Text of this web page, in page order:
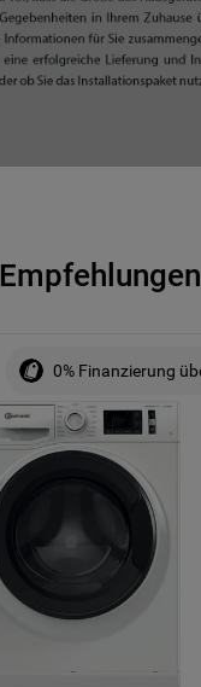
Empfehlungen
0% Finanzierung